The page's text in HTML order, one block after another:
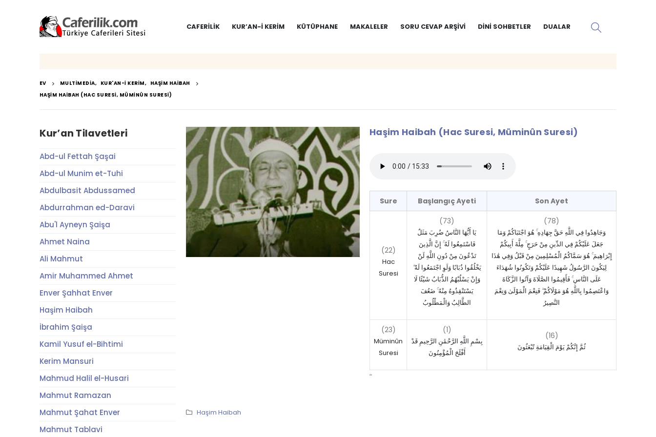
CAFERILIK KUR’AN-I KERIM KÜTÜPHANE MAKALELER SORU CEVAP ARŞIVI DINI SOHBETLER DUALAR
EV MULTIMEDIA, KUR'AN-I KERIM, HAŞIM HAIBAH
HAŞIM HAIBAH (HAC SURESI, MÜMINÛN SURESI)
Haşim Haibah (Hac Suresi, Müminûn Suresi)
Sure Başlangıç Ayeti Son Ayet
(22)
Hac
Suresi
(73)
يَا أَيُّهَا النَّاسُ ضُرِبَ مَثَلٌ
فَاسْتَمِعُوا لَهُ ۚ إِنَّ الَّذِينَ
تَدْعُونَ مِنْ دُونِ اللَّهِ لَنْ
يَخْلُقُوا ذُبَابًا وَلَوِ اجْتَمَعُوا لَهُ ۖ
وَإِنْ يَسْلُبْهُمُ الذُّبَابُ شَيْئًا لَا
يَسْتَنْقِذُوهُ مِنْهُ ۚ ضَعُفَ
الطَّالِبُ وَالْمَطْلُوبُ
(78)
وَجَاهِدُوا فِي اللَّهِ حَقَّ جِهَادِهِ ۚ هُوَ اجْتَبَاكُمْ وَمَا
جَعَلَ عَلَيْكُمْ فِي الدِّينِ مِنْ حَرَجٍ ۚ مِلَّةَ أَبِيكُمْ
إِبْرَاهِيمَ ۚ هُوَ سَمَّاكُمُ الْمُسْلِمِينَ مِنْ قَبْلُ وَفِي هَٰذَا
لِيَكُونَ الرَّسُولُ شَهِيدًا عَلَيْكُمْ وَتَكُونُوا شُهَدَاءَ
عَلَى النَّاسِ ۚ فَأَقِيمُوا الصَّلَاةَ وَآتُوا الزَّكَاةَ
وَاعْتَصِمُوا بِاللَّهِ هُوَ مَوْلَاكُمْ ۖ فَنِعْمَ الْمَوْلَىٰ وَنِعْمَ
النَّصِيرُ
(23)
Müminûn
Suresi
(1)
بِسْمِ اللَّهِ الرَّحْمَٰنِ الرَّحِيمِ قَدْ
أَفْلَحَ الْمُؤْمِنُونَ
(16)
ثُمَّ إِنَّكُمْ يَوْمَ الْقِيَامَةِ تُبْعَثُونَ
“
Haşim Haibah
Kur’an Tilavetleri
Abd-ul Fettah Şaşai
Abd-ul Munim et-Tuhi
Abdulbasit Abdussamed
Abdurrahman ed-Daravi
Abu'l Ayneyn Şaişa
Ahmet Naina
Ali Mahmut
Amir Muhammed Ahmet
Enver Şahhat Enver
Haşim Haibah
İbrahim Şaişa
Kamil Yusuf el-Bihtimi
Kerim Mansuri
Mahmud Halil el-Husari
Mahmut Ramazan
Mahmut Şahat Enver
Mahmut Tablavi